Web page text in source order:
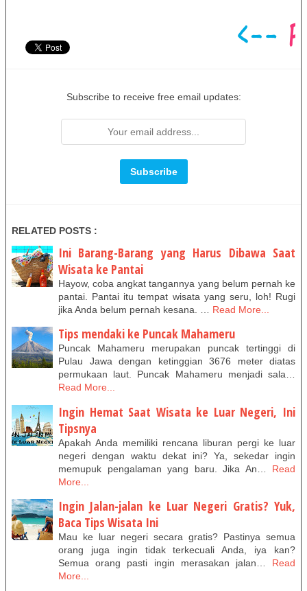
Subscribe to receive free email updates:
RELATED POSTS :
Ini Barang-Barang yang Harus Dibawa Saat
Wisata ke Pantai
Hayow, coba angkat tangannya yang belum pernah ke
pantai. Pantai itu tempat wisata yang seru, loh! Rugi
jika Anda belum pernah kesana. …
Read More...
Tips mendaki ke Puncak Mahameru
Puncak Mahameru merupakan puncak tertinggi di
Pulau Jawa dengan ketinggian 3676 meter diatas
permukaan laut. Puncak Mahameru menjadi sala…
Read More...
Ingin Hemat Saat Wisata ke Luar Negeri, Ini
Tipsnya
Apakah Anda memiliki rencana liburan pergi ke luar
negeri dengan waktu dekat ini? Ya, sekedar ingin
memupuk pengalaman yang baru. Jika An…
Read
More...
Ingin Jalan-jalan ke Luar Negeri Gratis? Yuk,
Baca Tips Wisata Ini
Mau ke luar negeri secara gratis? Pastinya semua
orang juga ingin tidak terkecuali Anda, iya kan?
Semua orang pasti ingin merasakan jalan…
Read
More...